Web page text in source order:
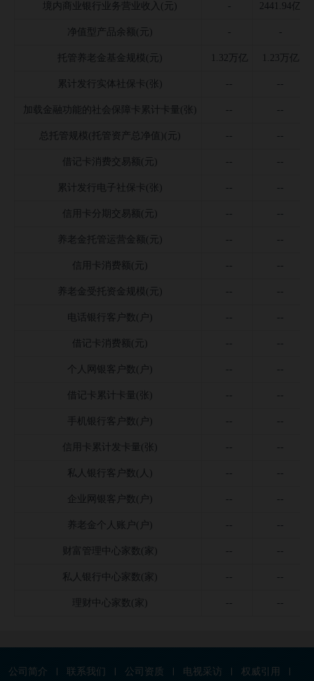
境内商业银行业务营业收入(元) - 2441.94亿
净值型产品余额(元) - -
托管养老金基金规模(元) 1.32万亿 1.23万亿
累计发行实体社保卡(张) -- --
加载金融功能的社会保障卡累计卡量(张) -- --
总托管规模(托管资产总净值)(元) -- --
借记卡消费交易额(元) -- --
累计发行电子社保卡(张) -- --
信用卡分期交易额(元) -- --
养老金托管运营金额(元) -- --
信用卡消费额(元) -- --
养老金受托资金规模(元) -- --
电话银行客户数(户) -- --
借记卡消费额(元) -- --
个人网银客户数(户) -- --
借记卡累计卡量(张) -- --
手机银行客户数(户) -- --
信用卡累计发卡量(张) -- --
私人银行客户数(人) -- --
企业网银客户数(户) -- --
养老金个人账户(户) -- --
财富管理中心家数(家) -- --
私人银行中心家数(家) -- --
理财中心家数(家) -- --
公司简介 联系我们 公司资质 电视采访 权威引用